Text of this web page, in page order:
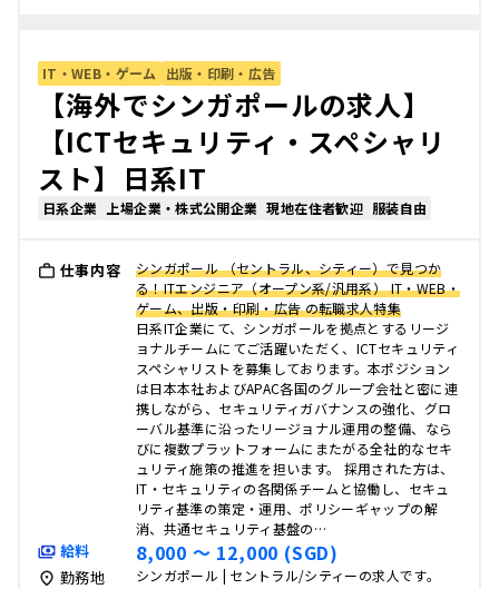
IT・WEB・ゲーム 出版・印刷・広告
【海外でシンガポールの求人】
【ICTセキュリティ・スペシャリ
スト】日系IT
日系企業 上場企業・株式公開企業 現地在住者歓迎 服装自由
仕事内容
シンガポール （セントラル、シティー）で見つか
る！ITエンジニア（オープン系/汎用系） IT・WEB・
ゲーム、出版・印刷・広告 の転職求人特集
日系IT企業にて、シンガポールを拠点とするリージ
ョナルチームにてご活躍いただく、ICTセキュリティ
スペシャリストを募集しております。本ポジション
は日本本社およびAPAC各国のグループ会社と密に連
携しながら、セキュリティガバナンスの強化、グロ
ーバル基準に沿ったリージョナル運用の整備、なら
びに複数プラットフォームにまたがる全社的なセキ
ュリティ施策の推進を担います。 採用された方は、
IT・セキュリティの各関係チームと協働し、セキュ
リティ基準の策定・運用、ポリシーギャップの解
消、共通セキュリティ基盤の…
給料 8,000 〜 12,000 (SGD)
勤務地 シンガポール | セントラル/シティーの求人です。